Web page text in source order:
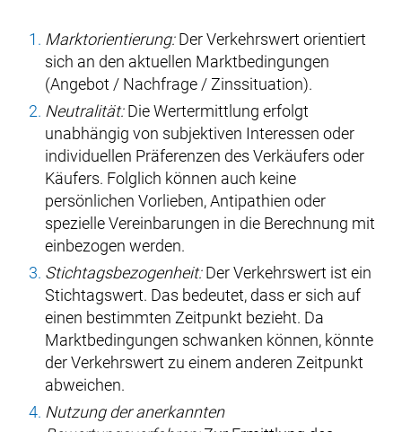
Marktorientierung:Der Verkehrswert orientiert
sich an den aktuellen Marktbedingungen
(Angebot / Nachfrage / Zinssituation).
Neutralität:Die Wertermittlung erfolgt
unabhängig von subjektiven Interessen oder
individuellen Präferenzen des Verkäufers oder
Käufers. Folglich können auch keine
persönlichen Vorlieben, Antipathien oder
spezielle Vereinbarungen in die Berechnung mit
einbezogen werden.
Stichtagsbezogenheit:Der Verkehrswert ist ein
Stichtagswert. Das bedeutet, dass er sich auf
einen bestimmten Zeitpunkt bezieht. Da
Marktbedingungen schwanken können, könnte
der Verkehrswert zu einem anderen Zeitpunkt
abweichen.
Nutzung der anerkannten